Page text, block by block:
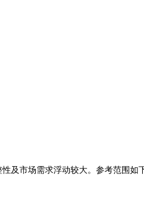
及市场需求浮动较大。参考范围如